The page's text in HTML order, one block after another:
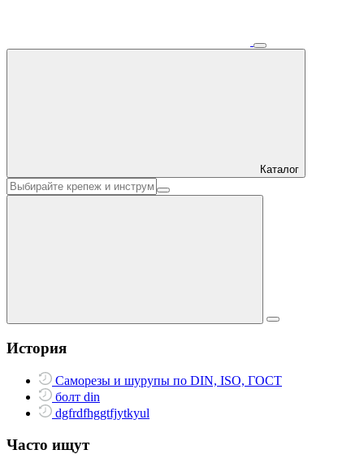
Каталог
История
Саморезы и шурупы по DIN, ISO, ГОСТ
болт din
dgfrdfhggtfjytkyul
Часто ищут